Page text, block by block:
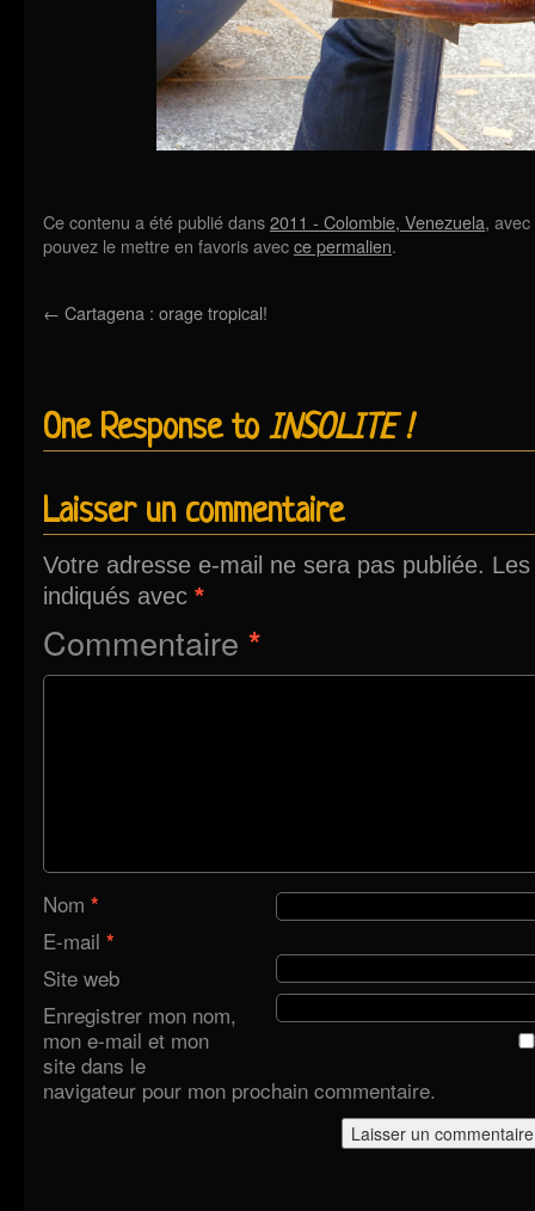
Ce contenu a été publié dans2011 - Colombie, Venezuela,
pouvez le mettre en favoris avecce permalien.
← Cartagena : orage tropical!
One Response to INSOLITE !
Laisser un commentaire
Votre adresse e-mail ne sera pas publiée.
indiqués avec *
Commentaire *
Nom *
E-mail *
Site web
Enregistrer mon nom,
mon e-mail et mon
site dans le
navigateur pour mon prochain commentaire.